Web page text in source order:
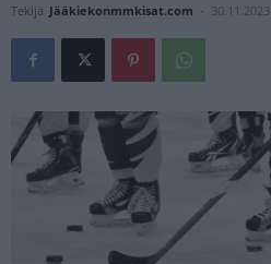
Tekijä Jääkiekonmmkisat.com -